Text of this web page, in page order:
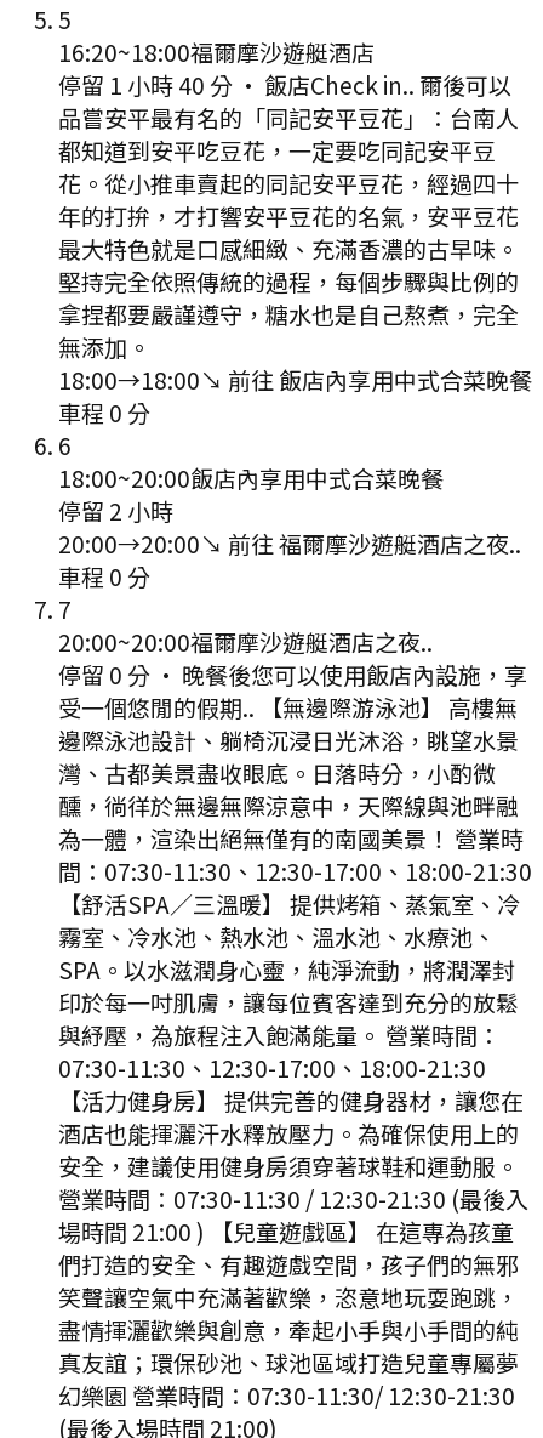
5
16:20~18:00福爾摩沙遊艇酒店
停留 1 小時 40 分 · 飯店Check in.. 爾後可以
品嘗安平最有名的「同記安平豆花」：台南人
都知道到安平吃豆花，一定要吃同記安平豆
花。從小推車賣起的同記安平豆花，經過四十
年的打拚，才打響安平豆花的名氣，安平豆花
最大特色就是口感細緻、充滿香濃的古早味。
堅持完全依照傳統的過程，每個步驟與比例的
拿捏都要嚴謹遵守，糖水也是自己熬煮，完全
無添加。
18:00→18:00↘ 前往 飯店內享用中式合菜晚餐
車程 0 分
6
18:00~20:00飯店內享用中式合菜晚餐
停留 2 小時
20:00→20:00↘ 前往福爾摩沙遊艇酒店之夜..
車程 0 分
7
20:00~20:00福爾摩沙遊艇酒店之夜..
停留 0 分 · 晚餐後您可以使用飯店內設施，享
受一個悠閒的假期.. 【無邊際游泳池】 高樓無
邊際泳池設計、躺椅沉浸日光沐浴，眺望水景
灣、古都美景盡收眼底。日落時分，小酌微
醺，徜徉於無邊無際涼意中，天際線與池畔融
為一體，渲染出絕無僅有的南國美景！ 營業時
間：07:30-11:30、12:30-17:00、18:00-21:30
【舒活SPA／三溫暖】 提供烤箱、蒸氣室、冷
霧室、冷水池、熱水池、溫水池、水療池、
SPA。以水滋潤身心靈，純淨流動，將潤澤封
印於每一吋肌膚，讓每位賓客達到充分的放鬆
與紓壓，為旅程注入飽滿能量。 營業時間：
07:30-11:30、12:30-17:00、18:00-21:30
【活力健身房】 提供完善的健身器材，讓您在
酒店也能揮灑汗水釋放壓力。為確保使用上的
安全，建議使用健身房須穿著球鞋和運動服。
營業時間：07:30-11:30 / 12:30-21:30 (最後入
場時間 21:00 ) 【兒童遊戲區】 在這專為孩童
們打造的安全、有趣遊戲空間，孩子們的無邪
笑聲讓空氣中充滿著歡樂，恣意地玩耍跑跳，
盡情揮灑歡樂與創意，牽起小手與小手間的純
真友誼；環保砂池、球池區域打造兒童專屬夢
幻樂園 營業時間：07:30-11:30/ 12:30-21:30
(最後入場時間 21:00)